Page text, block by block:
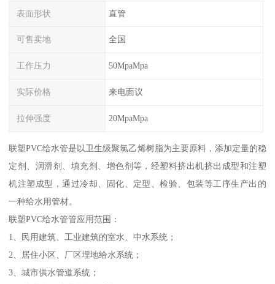
表面形状 直管
可售卖地 全国
工作压力 50MpaMpa
实际价格 来电面议
拉伸强度 20MpaMpa
联塑PVC给水管是以卫生级聚氯乙烯树脂为主要原料，添加定量的稳
定剂、润滑剂、填充剂、增色剂等，经塑料挤出机挤出成型和注塑
机注塑成型，通过冷却、固化、定型、检验、包装等工序生产出的
一种给水用管材。
联塑PVC给水管管应用范围：
1、民用建筑、工业建筑的室水、中水系统；
2、居住小区、厂区埋地给水系统；
3、城市供水管道系统；